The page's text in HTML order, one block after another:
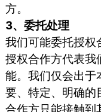
方。
3、委托处理
我们可能委托授权
授权合作方代表我
能。我们仅会出于
要、特定、明确的